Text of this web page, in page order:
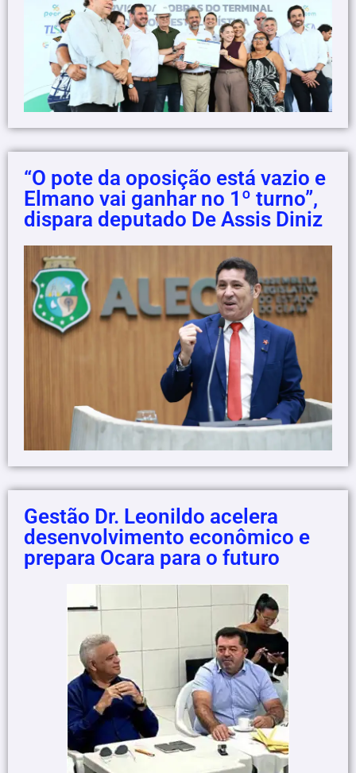
“O pote da oposição está vazio e
Elmano vai ganhar no 1º turno”,
dispara deputado De Assis Diniz
Gestão Dr. Leonildo acelera
desenvolvimento econômico e
prepara Ocara para o futuro